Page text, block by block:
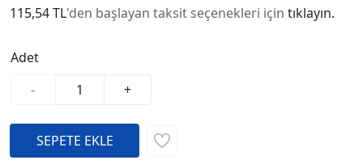
115,54 TL'den başlayan taksit seçenekleri için tıklayın.
Adet
-
+